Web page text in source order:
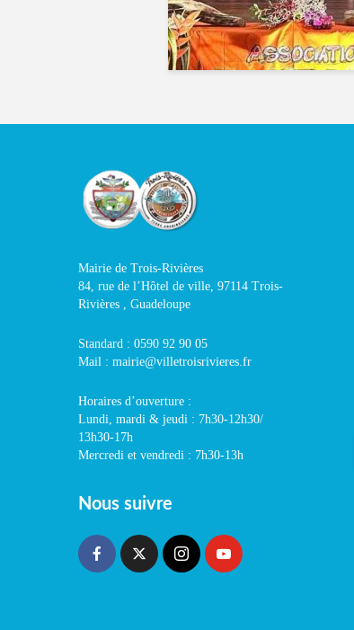
Mairie de Trois-Rivières
84, rue de l’Hôtel de ville, 97114 Trois-
Rivières , Guadeloupe
Standard : 0590 92 90 05
Mail : mairie@villetroisrivieres.fr
Horaires d’ouverture :
Lundi, mardi & jeudi : 7h30-12h30/
13h30-17h
Mercredi et vendredi : 7h30-13h
Nous suivre